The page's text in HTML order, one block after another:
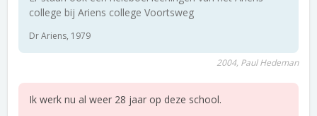
college bij Ariens college Voortsweg
Dr Ariens, 1979
2004, Paul Hedeman
Ik werk nu al weer 28 jaar op deze school.